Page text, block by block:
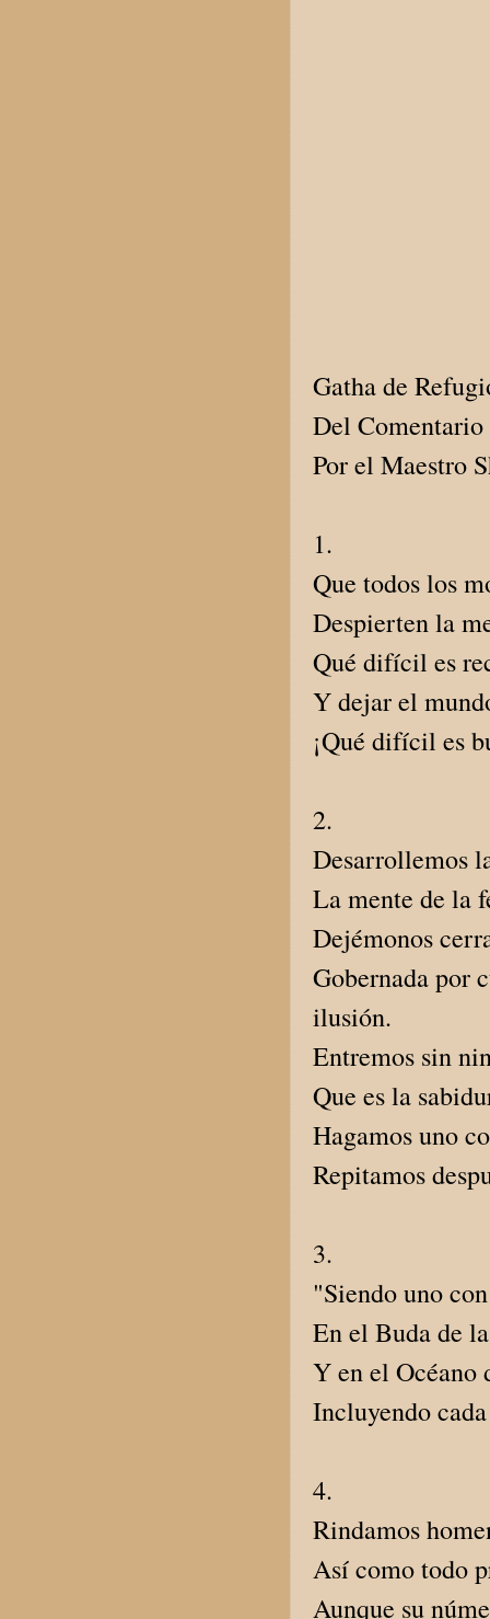
Gatha de
Del
Por el Maestro
1.
Que todos los
Despierten la
Qué difícil es
Y dejar el
¡Qué difícil es
2.
Desarrollemos
La mente de la
Dejémonos
Gobernada por
ilusión.
Entremos sin
Que es la
Hagamos uno
Repitamos
3.
"Siendo uno
En el Buda de
Y en el Océano
Incluyendo
4.
Rindamos
Así como todo
Aunque su